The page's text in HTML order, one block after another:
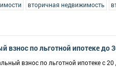
вторичная недвижимость
по льготной ипотеке до
взнос по льготной ипотеке с